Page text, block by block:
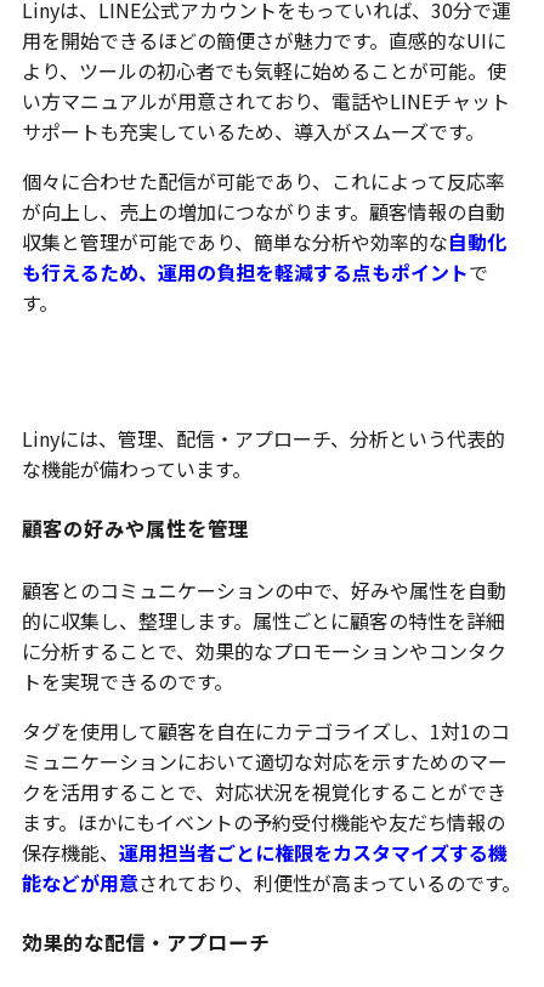
Linyは、LINE公式アカウントをもっていれば、30分で運
用を開始できるほどの簡便さが魅力です。直感的なUIに
より、ツールの初心者でも気軽に始めることが可能。使
い方マニュアルが用意されており、電話やLINEチャット
サポートも充実しているため、導入がスムーズです。
個々に合わせた配信が可能であり、これによって反応率
が向上し、売上の増加につながります。顧客情報の自動
収集と管理が可能であり、簡単な分析や効率的な自動化
も行えるため、運用の負担を軽減する点もポイントで
す。
Linyには、管理、配信・アプローチ、分析という代表的
な機能が備わっています。
顧客の好みや属性を管理
顧客とのコミュニケーションの中で、好みや属性を自動
的に収集し、整理します。属性ごとに顧客の特性を詳細
に分析することで、効果的なプロモーションやコンタク
トを実現できるのです。
タグを使用して顧客を自在にカテゴライズし、1対1のコ
ミュニケーションにおいて適切な対応を示すためのマー
クを活用することで、対応状況を視覚化することができ
ます。ほかにもイベントの予約受付機能や友だち情報の
保存機能、 運用担当者ごとに権限をカスタマイズする機
能などが用意されており、利便性が高まっているのです。
効果的な配信・アプローチ